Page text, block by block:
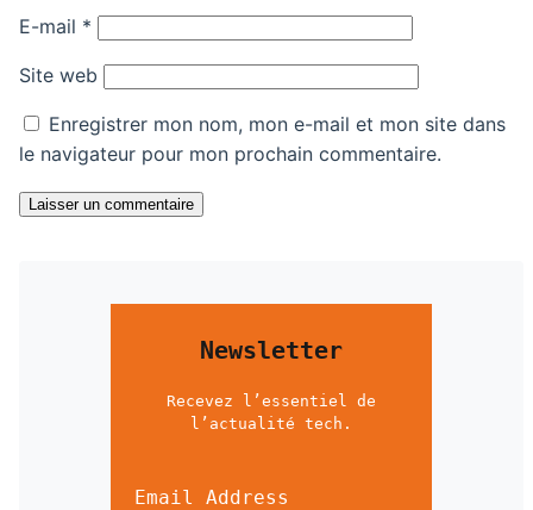
E-mail *
Site web
Enregistrer mon nom, mon e-mail et mon site dans
le navigateur pour mon prochain commentaire.
Laisser un commentaire
Newsletter
Recevez l’essentiel de
l’actualité tech.
Email Address